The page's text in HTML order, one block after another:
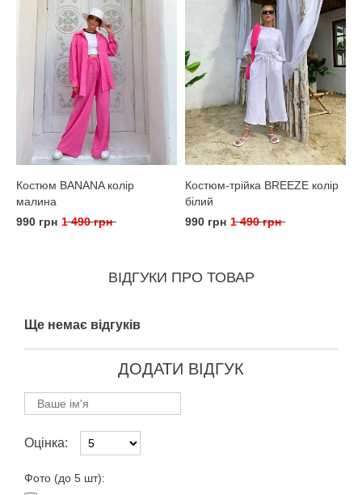
Костюм BANANA колір
малина
990 грн 1 490 грн
Костюм-трійка BREEZE колір
білий
990 грн 1 490 грн
ВІДГУКИ ПРО ТОВАР
Ще немає відгуків
ДОДАТИ ВІДГУК
Оцінка:
Фото (до 5 шт):